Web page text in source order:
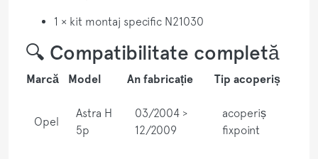
1 × kit montaj specific N21030
🔍 Compatibilitate completă
Marcă Model An fabricație Tip acoperiș
Opel
Astra H
5p
03/2004 >
12/2009
acoperiș
fixpoint